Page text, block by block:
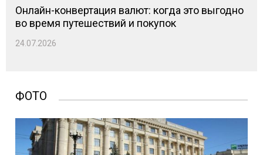
Онлайн-конвертация валют: когда это выгодно
во время путешествий и покупок
24.07.2026
ФОТО